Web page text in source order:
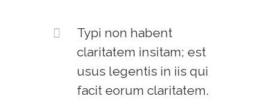
Typi non habent
claritatem insitam; est
usus legentis in iis qui
facit eorum claritatem.